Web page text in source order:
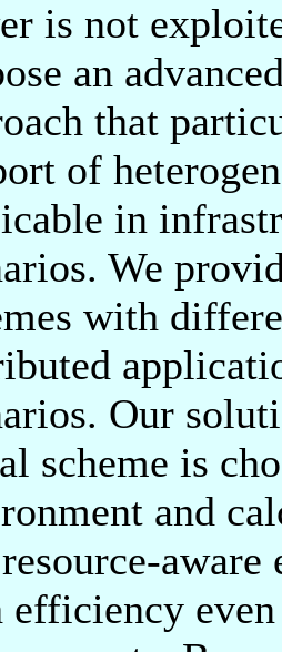
is not
an
that
of
in
We
with
Our
scheme is
and
efficiency